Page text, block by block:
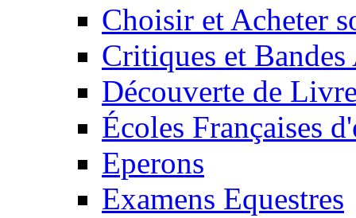
Choisir et Acheter
Critiques et
Découverte de
Écoles Françaises
Eperons
Examens Equestres